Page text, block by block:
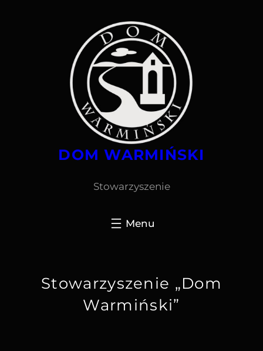
DOM WARMIŃSKI
Stowarzyszenie
Stowarzyszenie „Dom
Warmiński”